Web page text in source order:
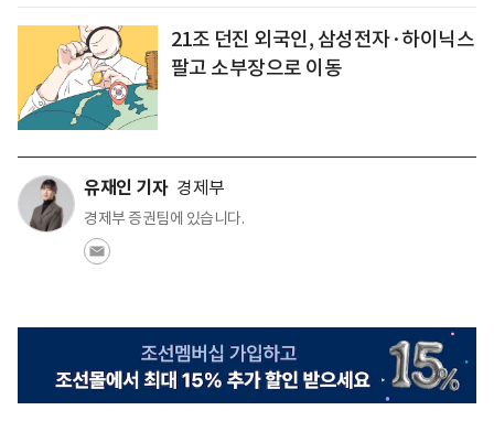
21조 던진 외국인, 삼성전자·하이닉스
팔고 소부장으로 이동
유재인 기자 경제부
경제부 증권팀에 있습니다.